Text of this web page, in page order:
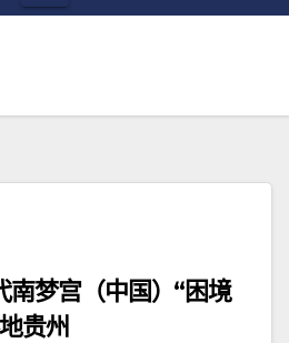
南梦宫（中国）“困境
贵州